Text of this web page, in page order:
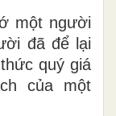
một người
đã để lại
quý giá
của một